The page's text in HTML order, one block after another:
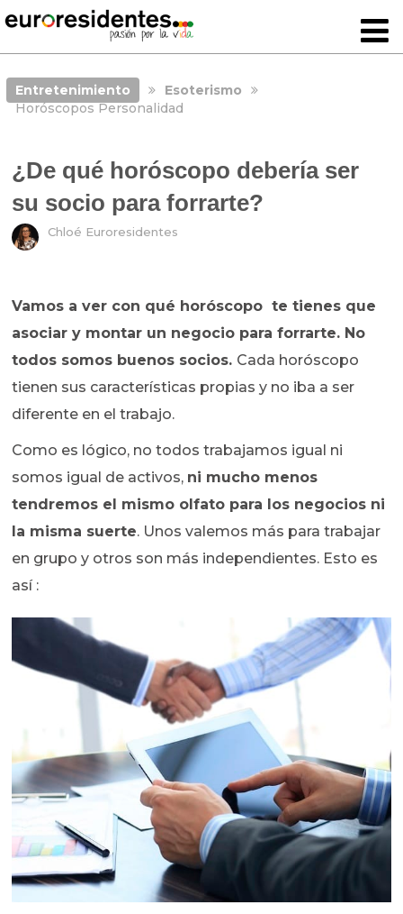
Entretenimiento
Esoterismo
Horóscopos Personalidad
¿De qué horóscopo debería ser
su socio para forrarte?
Chloé Euroresidentes
Vamos a ver con qué horóscopo te tienes que
asociar y montar un negocio para forrarte. No
todos somos buenos socios. Cada horóscopo
tienen sus características propias y no iba a ser
diferente en el trabajo.
Como es lógico, no todos trabajamos igual ni
somos igual de activos, ni mucho menos
tendremos el mismo olfato para los negocios ni
la misma suerte. Unos valemos más para trabajar
en grupo y otros son más independientes. Esto es
así :